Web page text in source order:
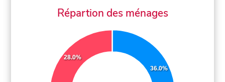
Répartion des ménages
36.0%
28.0%